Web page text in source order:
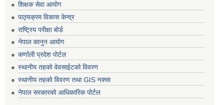
शिक्षक सेवा आयोग
पाठ्यक्रम विकास केन्द्र
राष्ट्रिय परीक्षा बोर्ड
नेपाल कानुन आयोग
कर्णाली प्रदेश पोर्टल
स्थानीय तहको वेवसाईटको विवरण
स्थानीय तहको विवरण तथा GIS नक्सा
नेपाल सरकारको आधिकारिक पोर्टल